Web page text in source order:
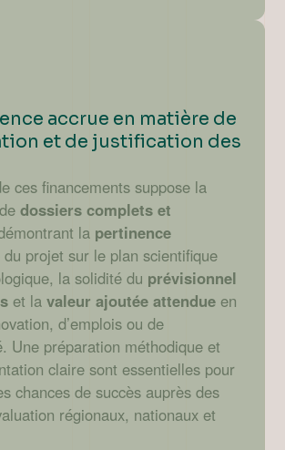
accrue en matière de
et de justification des
ces financements suppose la
dossiers complets et
la pertinence
du projet sur le plan scientifique
la solidité du prévisionnel
et la valeur ajoutée attendueen
d’emplois ou de
Une préparation méthodique et
claire sont essentielles pour
chances de succès auprès des
régionaux, nationaux et